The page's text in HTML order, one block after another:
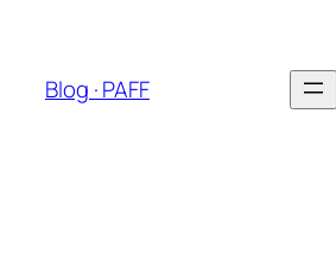
conținut
Blog · PAFF